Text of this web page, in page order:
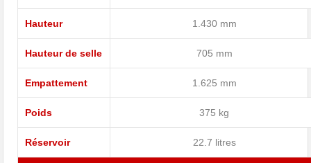
Hauteur 1.430 mm
Hauteur de selle 705 mm
Empattement 1.625 mm
Poids 375 kg
Réservoir 22.7 litres